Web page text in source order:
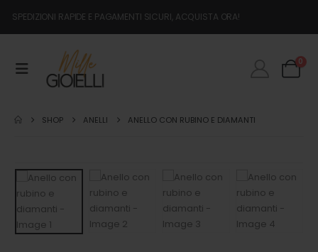
SPEDIZIONI RAPIDE E PAGAMENTI SICURI, ACQUISTA ORA!
0
SHOP ANELLI ANELLO CON RUBINO E DIAMANTI